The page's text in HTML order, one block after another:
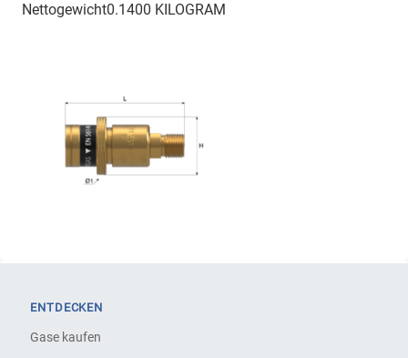
Nettogewicht0.1400 KILOGRAM
ENTDECKEN
Gase kaufen